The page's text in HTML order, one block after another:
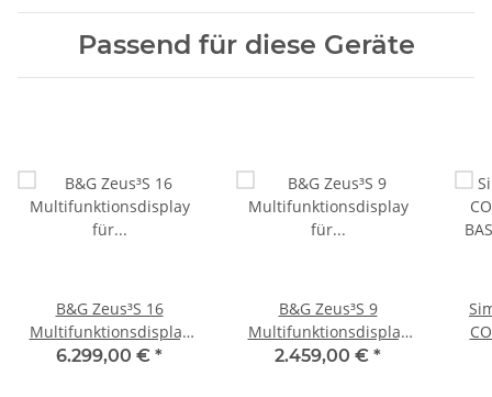
Passend für diese Geräte
B&G Zeus³S 16
Multifunktionsdisplay
für Segelyachten 000-
6.299,00 € *
B&G Zeus³S 9
Multifunktionsdisplay
für Segelyachten 000-
2.459,00 € *